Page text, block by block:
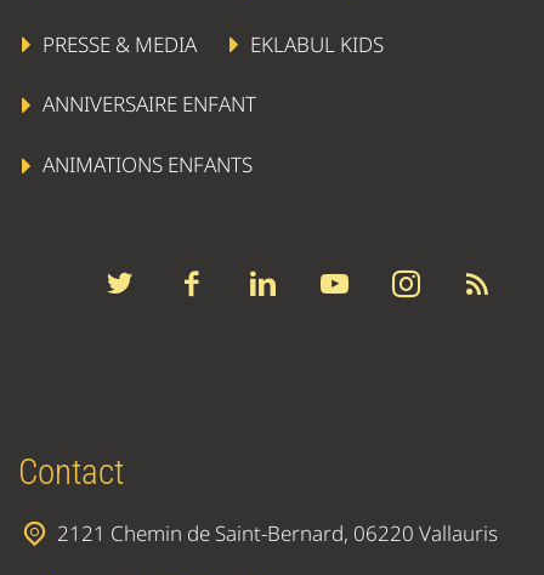
PRESSE & MEDIA EKLABUL KIDS
ANNIVERSAIRE ENFANT
ANIMATIONS ENFANTS
Contact
2121 Chemin de Saint-Bernard, 06220 Vallauris